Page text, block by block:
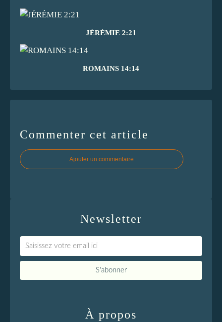
JÉRÉMIE 2:21
ROMAINS 14:14
Commenter cet article
Ajouter un commentaire
Newsletter
À propos